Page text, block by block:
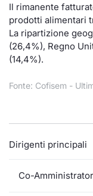
Il rimanente
prodotti alimentari
La ripartizione
(26,4%), Regno
(14,4%).
Fonte: Cofisem -
Dirigenti principali
Co-